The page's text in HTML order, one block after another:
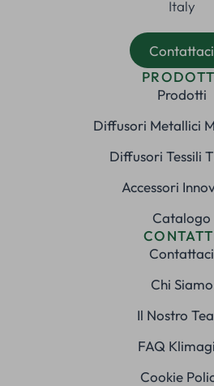
Italy
Contattaci
Prodotti
Diffusori Metallici
Diffusori Tessili
Accessori
Catalogo
Contattaci
Chi Siamo
Il Nostro
FAQ
Cookie